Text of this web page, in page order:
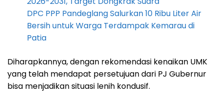
DPC PPP Pandeglang Salurkan 10 Ribu Liter Air
Bersih untuk Warga Terdampak Kemarau di
Patia
Diharapkannya, dengan rekomendasi kenaikan UMK
yang telah mendapat persetujuan dari PJ Gubernur
bisa menjadikan situasi lenih kondusif.